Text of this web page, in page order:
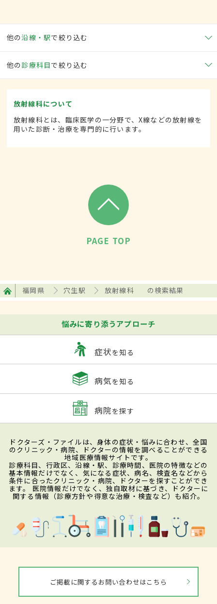
他の沿線・駅で絞り込む
他の 診療科目で絞り込む
放射線科について
放射線科とは、臨床医学の一分野で、X線などの放射線を
用いた診断・治療を専門的に行います。
PAGE TOP
福岡県 穴生駅 放射線科 の検索結果
悩みに寄り添うアプローチ
症状を知る
病気を知る
病院を探す
ドクターズ・ファイルは、身体の症状・悩みに合わせ、全国
のクリニック・病院、ドクターの情報を調べることができる
地域医療情報サイトです。
診療科目、行政区、沿線・駅、診療時間、医院の特徴などの
基本情報だけでなく、気になる症状、病名、検査名などから
条件に合ったクリニック・病院、ドクターを探すことができ
ます。 医院情報だけでなく、独自取材に基づき、ドクターに
関する情報（診療方針や得意な治療・検査など）も紹介。
ご掲載に関するお問い合わせはこちら